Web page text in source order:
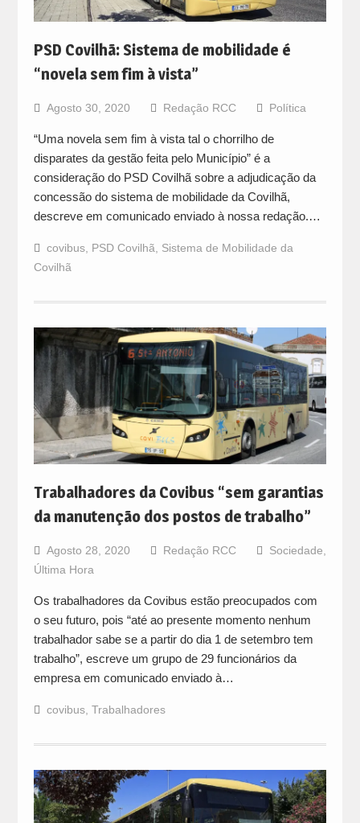
PSD Covilhã: Sistema de mobilidade é
“novela sem fim à vista”
Agosto 30, 2020 Redação RCC Política
“Uma novela sem fim à vista tal o chorrilho de
disparates da gestão feita pelo Município” é a
consideração do PSD Covilhã sobre a adjudicação da
concessão do sistema de mobilidade da Covilhã,
descreve em comunicado enviado à nossa redação.…
covibus, PSD Covilhã
Sistema de Mobilidade da
Covilhã
Trabalhadores da Covibus “sem garantias
da manutenção dos postos de trabalho”
Agosto 28, 2020 Redação RCC Sociedade
Última Hora
Os trabalhadores da Covibus estão preocupados com
o seu futuro, pois “até ao presente momento nenhum
trabalhador sabe se a partir do dia 1 de setembro tem
trabalho”, escreve um grupo de 29 funcionários da
empresa em comunicado enviado à…
covibus, Trabalhadores